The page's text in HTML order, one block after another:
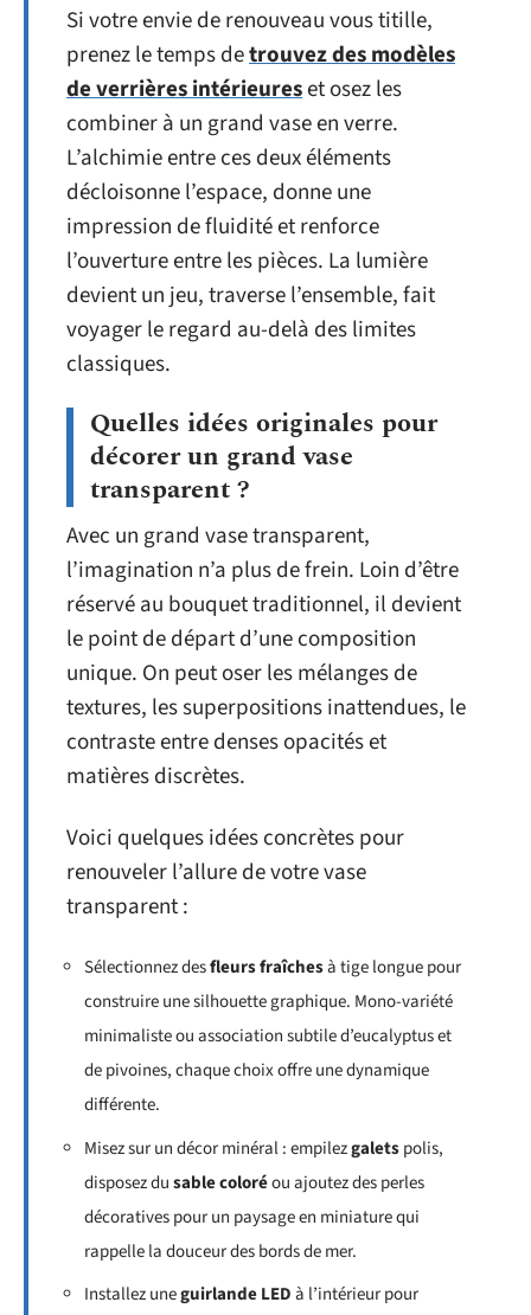
Si votre envie de renouveau vous titille,
prenez le temps detrouvez des modèles
de verrières intérieureset osez les
combiner à un grand vase en verre.
L’alchimie entre ces deux éléments
décloisonne l’espace, donne une
impression de fluidité et renforce
l’ouverture entre les pièces. La lumière
devient un jeu, traverse l’ensemble, fait
voyager le regard au-delà des limites
classiques.
Quelles idées originales pour
décorer un grand vase
transparent ?
Avec un grand vase transparent,
l’imagination n’a plus de frein. Loin d’être
réservé au bouquet traditionnel, il devient
le point de départ d’une composition
unique. On peut oser les mélanges de
textures, les superpositions inattendues, le
contraste entre denses opacités et
matières discrètes.
Voici quelques idées concrètes pour
renouveler l’allure de votre vase
transparent :
Sélectionnez desfleurs fraîchesà tige longue pour
construire une silhouette graphique. Mono-variété
minimaliste ou association subtile d’eucalyptus et
de pivoines, chaque choix offre une dynamique
différente.
Misez sur un décor minéral : empilezgaletspolis,
disposez dusable coloréou ajoutez des perles
décoratives pour un paysage en miniature qui
rappelle la douceur des bords de mer.
Installez uneguirlande LEDà l’intérieur pour